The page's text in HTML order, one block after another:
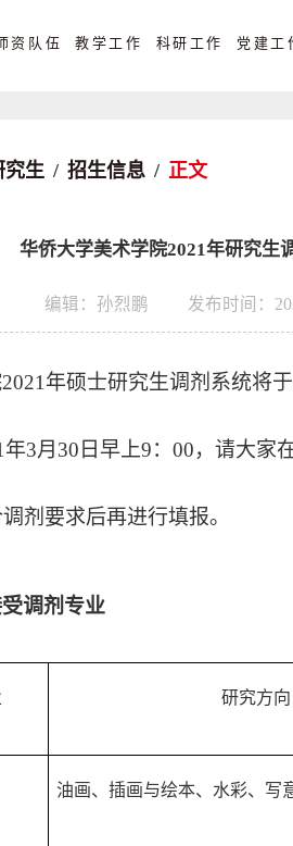
资队伍 教学工作 科研工作 党建工
究生 / 招生信息 / 正文
华侨大学美术学院2021年研究生
编辑：孙烈鹏 发布时间：
2021年硕士研究生调剂系统将
3月30日 早上9： 00，请大家
剂要求后再进行填报。
调剂专业
研究方向
油画、插画与绘本、水彩、写